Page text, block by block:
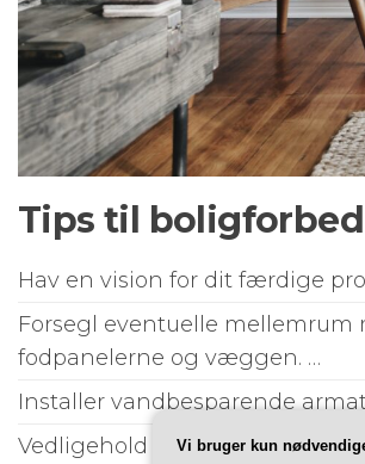
Tips til
Hav en vision for dit færdige
Forsegl eventuelle mellemrum
fodpanelerne og væggen. …
Installer vandbesparende
Vedligehold dit hjems
Vi bruger kun